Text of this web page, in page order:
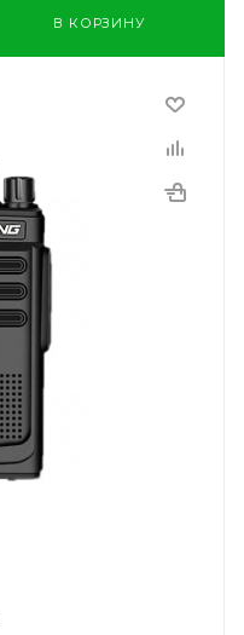
В КОРЗИНУ